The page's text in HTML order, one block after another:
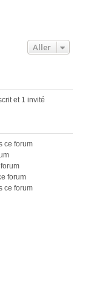
Aller
et 1 invité
ce forum
forum
ce forum